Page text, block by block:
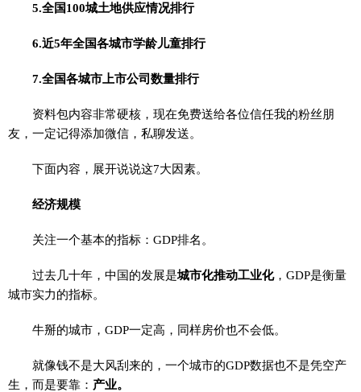
5.全国100城土地供应情况排行
6.近5年全国各城市学龄儿童排行
7.全国各城市上市公司数量排行
资料包内容非常硬核，现在免费送给各位信任我的粉丝朋
友，一定记得添加微信，私聊发送。
下面内容，展开说说这7大因素。
经济规模
关注一个基本的指标：GDP排名。
过去几十年，中国的发展是城市化推动工业化，GDP是衡量
城市实力的指标。
牛掰的城市，GDP一定高，同样房价也不会低。
就像钱不是大风刮来的，一个城市的GDP数据也不是凭空产
生，而是要靠： 产业。